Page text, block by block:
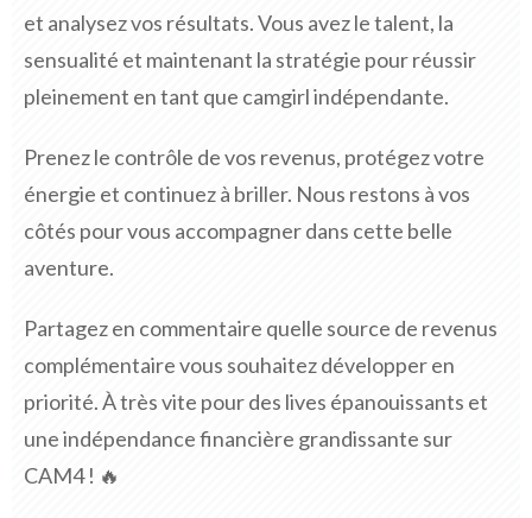
et analysez vos résultats. Vous avez le talent, la
sensualité et maintenant la stratégie pour réussir
pleinement en tant que camgirl indépendante.
Prenez le contrôle de vos revenus, protégez votre
énergie et continuez à briller. Nous restons à vos
côtés pour vous accompagner dans cette belle
aventure.
Partagez en commentaire quelle source de revenus
complémentaire vous souhaitez développer en
priorité. À très vite pour des lives épanouissants et
une indépendance financière grandissante sur
CAM4 ! 🔥